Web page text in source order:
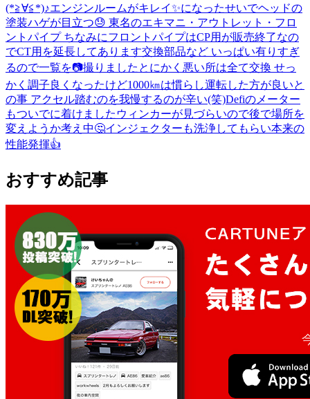
(*≧∀≦*)♪エンジンルームがキレイ✨になったせいでヘッドの
塗装ハゲが目立つ😓 東名のエキマニ・アウトレット・フロ
ントパイプ ちなみにフロントパイプはCP用が販売終了なの
でCT用を延長してあります交換部品など いっぱい有りすぎ
るので一覧を📷撮りましたとにかく悪い所は全て交換 せっ
かく調子良くなったけど1000㎞は慣らし運転した方が良いと
の事 アクセル踏むのを我慢するのが辛い(笑)Defiのメーター
もついでに着けましたウィンカーが見づらいので後で場所を
変えようか考え中🤔インジェクターも洗浄してもらい本来の
性能発揮👍
おすすめ記事